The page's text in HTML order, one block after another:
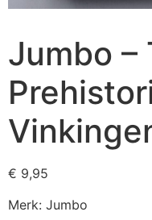
Jumbo –
€ 9,95
Merk: Jumbo